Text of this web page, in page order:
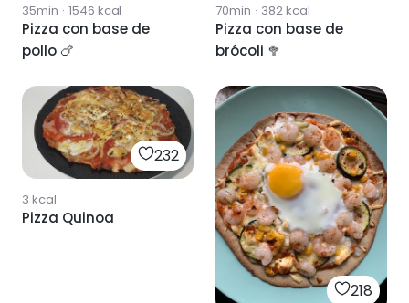
35min · 1546 kcal
Pizza con base de
pollo 🍗
70min · 382kcal
Pizza con base de
brócoli 🥦
232
3 kcal
Pizza Quinoa
218